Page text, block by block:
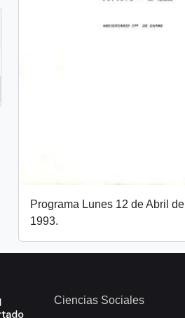
Programa Lunes 12 de Abril de
1993.
Ciencias Sociales